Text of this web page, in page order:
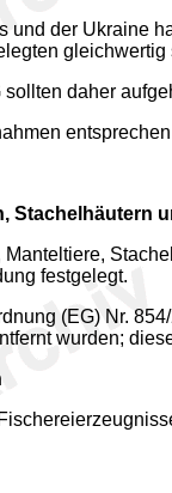
und der Ukraine
gleichwertig
daher
Stachelhäutern
festgelegt.
(EG) Nr.
wurden;